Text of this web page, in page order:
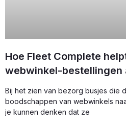
Hoe Fleet Complete
webwinkel-bestellingen
Bij het zien van bezorg busjes die
boodschappen van webwinkels
je kunnen denken dat ze